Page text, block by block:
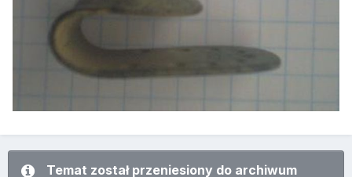
Temat został przeniesiony do archiwum